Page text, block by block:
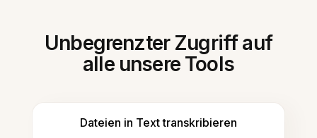
Unbegrenzter Zugriff auf
alle unsere Tools
Dateien in Text transkribieren